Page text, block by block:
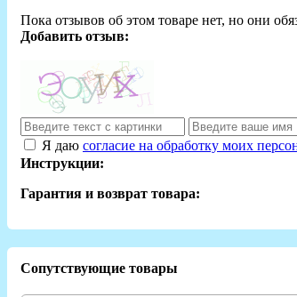
Пока отзывов об этом товаре нет, но они
Добавить отзыв:
Я даю согласие на обработку моих
Инструкции:
Гарантия и возврат товара:
Сопутствующие товары